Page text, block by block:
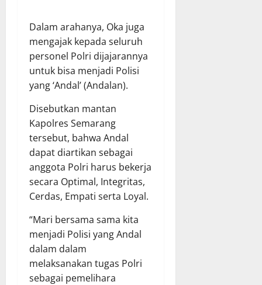
Dalam arahanya, Oka juga
mengajak kepada seluruh
personel Polri dijajarannya
untuk bisa menjadi Polisi
yang ‘Andal’ (Andalan).
Disebutkan mantan
Kapolres Semarang
tersebut, bahwa Andal
dapat diartikan sebagai
anggota Polri harus bekerja
secara Optimal, Integritas,
Cerdas, Empati serta Loyal.
“Mari bersama sama kita
menjadi Polisi yang Andal
dalam dalam
melaksanakan tugas Polri
sebagai pemelihara